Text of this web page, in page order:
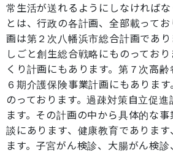
常生活が送れるようにしなければ
とは、行政の各計画、全部載って
画は第２次八幡浜市総合計画であり
しごと創生総合戦略にものってお
くり計画にもあります。第７次高
６期介護保険事業計画にもありま
のっております。過疎対策自立促進
ます。その計画の中から具体的な
談にあります、健康教育でありま
ます。子宮がん検診、大腸がん検